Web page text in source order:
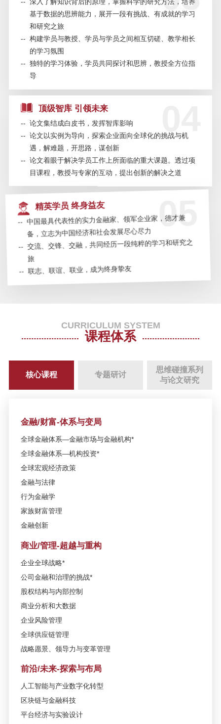
基于数据的思辨能力，展开一段有挑战、有成就的学习
和研究之旅
-- 构建学员与教授、学员与学员之间相互切磋、教学相长
的学习氛围
-- 独特的学习体验，学员共同探讨和思辨，教授全方位指
导
顶级智库 引领未来
-- 论文集结成白皮书，发挥智库影响
-- 论文以实例为导向，探索企业面向全球化的挑战与机
遇，解难题，开思路，谋创新
-- 论文着眼于解决学员工作上所面临的重大课题。透过项
目课程，教授与专家的互动，提出创新的解决之道
05
精英学员 终身益友
中国最具代表性的实力金融家、领军企业家，德才兼
备，立志为中国经济和社会发展尽心尽力
交流、交锋、交融，共同经历一段纯粹的学习和研究之
旅
联志、联谊、联业，成为终身挚友
CURRICULUM SYSTEM
课程体系
核心课程 专题研讨
思维碰撞系列
与论文研究
金融/财富-体系与变局
全球金融体系—金融市场与金融机构*
全球金融体系—机构投资*
全球宏观经济政策
金融与法律
行为金融学
家族财富管理
金融创新
商业/管理-超越与重构
企业全球战略*
公司金融和治理的挑战*
股权结构与内部控制
商业分析和大数据
企业风险管理
全球供应链管理
战略愿景、领导力与变革管理
前沿/未来-探索与布局
人工智能与产业数字化转型
区块链与金融科技
平台经济与实验设计
融科技与数字货币——8月8日
SAIF金融E沙龙 | 《美国陷阱》作
者分享会——7月25日/北京
SAIF金融EMBA/EE招生及EMBA联
SAIF金融E沙龙 | 世界最年轻风险
投资家分享成功秘笈—7月9日/上海
SAIF金融E沙龙 | 陈志武：经济转
型中的金融价值与发展——6.29/北
SAIF金融E沙龙 | 中国私募股权LP
的生存与发展—7月5日/上海
SAIF金融论坛深圳站：全球宏观经
济展望与湾区引智创新发展
【SAIF金融E沙龙】变局下的全球
治理新思维——简世勋《世界不是
SAIF EMBA/EE/DBA公开课：宏观
经济走势与新增长来源—4月28日/
SAIF EMBA/EE/DBA公开课暨课程
说明会：新人种创造新物种——理
产业并购新趋势：跨国并购趋势加
实务—3月22日/上海
高金-沃顿高级金融管理课程发布会
SAIF高层管理教育公开课——世界
是结构化的-谈AI的投资逻辑—1月
进星空卫视—12月9日/上海
SAIF金融E沙龙年度巨献-深化供给
侧改革 赋能中国新经济——10月20
日/上海
10月10日 | SAIF金融EMBA/高层管
理教育EE 2018重点课程招生说明